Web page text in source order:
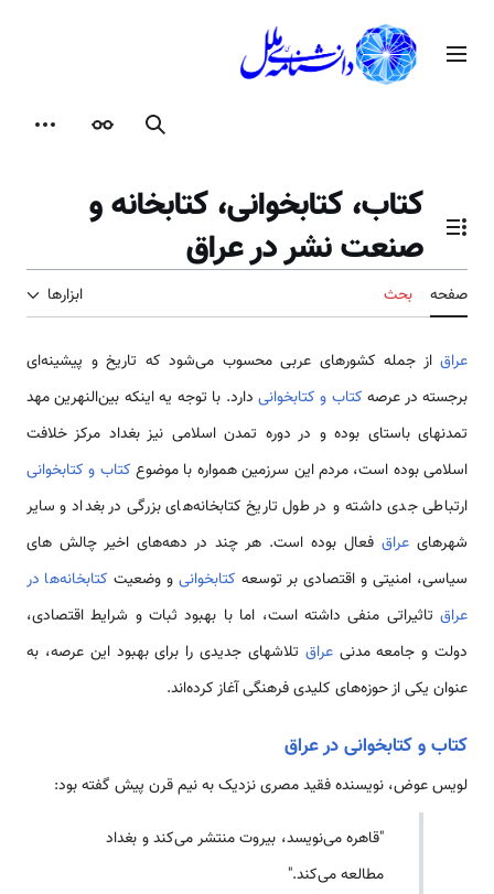
محتوامنوی اصلی
جستجوظاهر
تغییر وضعیت فهرست محتویات
کتاب، کتابخوانی، کتابخانه و
صنعت نشر در عراق
صفحه بحث ابزارها
عراق از جمله کشورهای عربی محسوب می‌شود که تاریخ و پیشینه‌ای
برجسته در عرصه کتاب و کتابخوانی دارد. با توجه یه اینکه بین‌النهرین مهد
تمدنهای باستای بوده و در دوره تمدن اسلامی نیز بغداد مرکز خلافت
اسلامی بوده است، مردم این سرزمین همواره با موضوع کتاب و کتابخوانی
ارتباطی جدی داشته و در طول تاریخ کتابخانه‌های بزرگی در بغداد و سایر
شهرهای عراق فعال بوده است. هر چند در دهه‌های اخیر چالش های
سیاسی، امنیتی و اقتصادی بر توسعه کتابخوانی و وضعیت کتابخانه‌ها در
عراق تاثیراتی منفی داشته است، اما با بهبود ثبات و شرایط اقتصادی،
دولت و جامعه مدنیعراق تلاشهای جدیدی را برای بهبود این عرصه، به
عنوان یکی از حوزه‌های کلیدی فرهنگی آغاز کرده‌اند.
کتاب و کتابخوانی در عراق
لویس عوض، نویسنده فقید مصری نزدیک به نیم قرن پیش گفته بود:
"قاهره می‌نویسد، بیروت منتشر می‌کند و بغداد
مطالعه می‌کند."